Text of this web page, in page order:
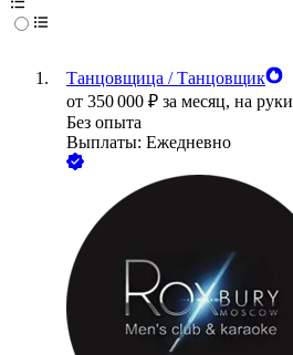
Танцовщица / Танцовщик
от 350 000 ₽ за месяц, на руки
Без опыта
Выплаты: Ежедневно